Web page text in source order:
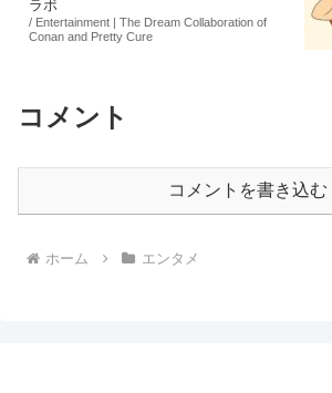
ラボ
/ Entertainment | The Dream Collaboration of
Conan and Pretty Cure
コメント
コメントを書き込む
ホーム エンタメ